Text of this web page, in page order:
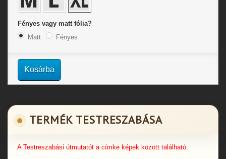
Fényes vagy matt fólia?
Matt
Fényes
Kosárba
TERMÉK TESTRESZABÁSA
A Testreszabási útmutatót a címke képek között található.